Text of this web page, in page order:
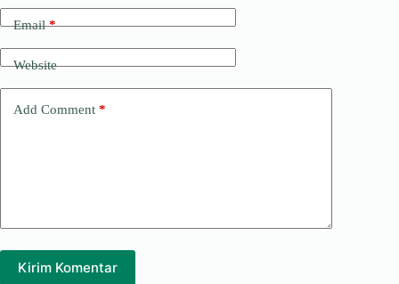
Email*
Website
Add Comment *
Kirim Komentar